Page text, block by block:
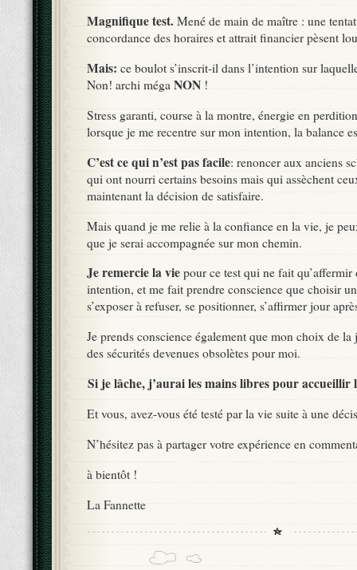
Magnifique test. Mené de main de maître : une
concordance des horaires et attrait financier pèsent
Mais: ce boulot s’inscrit-il dans l’intention sur
Non! archi méga NON !
Stress garanti, course à la montre, énergie en
lorsque je me recentre sur mon intention, la balance
C’est ce qui n’est pas facile: renoncer aux anciens
qui ont nourri certains besoins mais qui assèchent
maintenant la décision de satisfaire.
Mais quand je me relie à la confiance en la vie, je
que je serai accompagnée sur mon chemin.
Je remercie la vie pour ce test qui ne fait qu’affermir
intention, et me fait prendre conscience que choisir
s’exposer à refuser, se positionner, s’affirmer jour
Je prends conscience également que mon choix de
des sécurités devenues obsolètes pour moi.
Si je lâche, j’aurai les mains libres pour accueillir
Et vous, avez-vous été testé par la vie suite à une
N’hésitez pas à partager votre expérience en
à bientôt !
La Fannette